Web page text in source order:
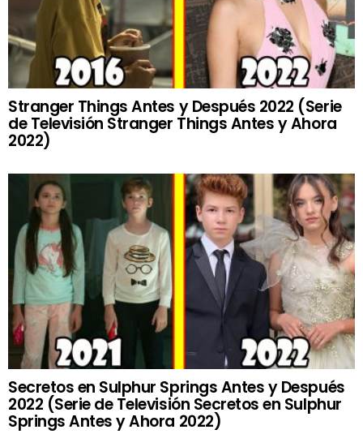
Stranger Things Antes y Después 2022 (Serie
de Televisión Stranger Things Antes y Ahora
2022)
Secretos en Sulphur Springs Antes y Después
2022 (Serie de Televisión Secretos en Sulphur
Springs Antes y Ahora 2022)